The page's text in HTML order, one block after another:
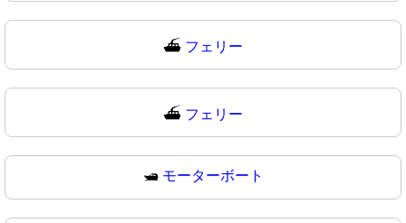
⛴️ フェリー
⛴ フェリー
🛥️ モーターボート